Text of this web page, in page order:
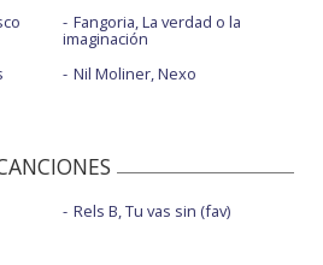
Fangoria, La verdad o la
imaginación
Nil Moliner, Nexo
Rels B, Tu vas sin (fav)